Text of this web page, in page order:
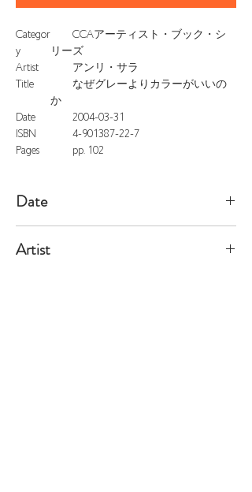
Categor
y
CCAアーティスト・ブック・シ
リーズ
Artist
アンリ・サラ
Title
なぜグレーよりカラーがいいの
か
Date
2004-03-31
ISBN
4-901387-22-7
Pages
pp. 102
Date
Artist